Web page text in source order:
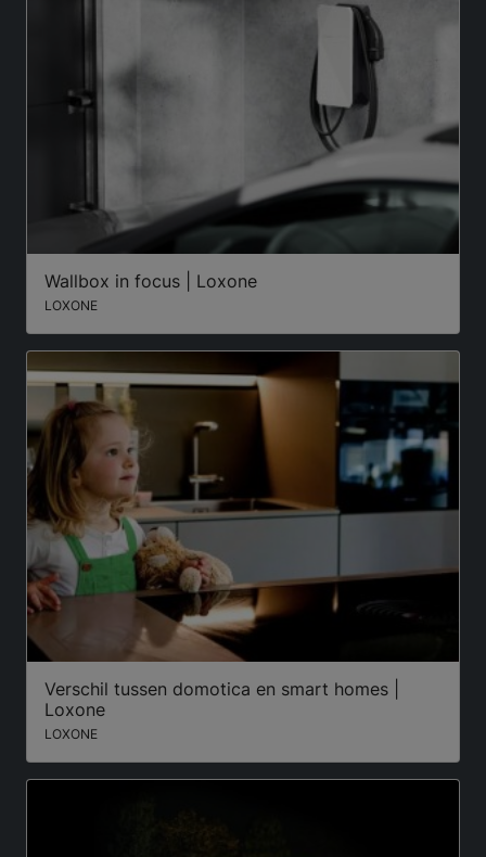
Wallbox in focus | Loxone
LOXONE
Verschil tussen domotica en smart homes |
Loxone
LOXONE